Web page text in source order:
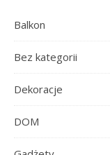
Balkon
Bez kategorii
Dekoracje
DOM